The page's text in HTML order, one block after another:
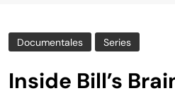
Documentales Series
Inside Bill’s